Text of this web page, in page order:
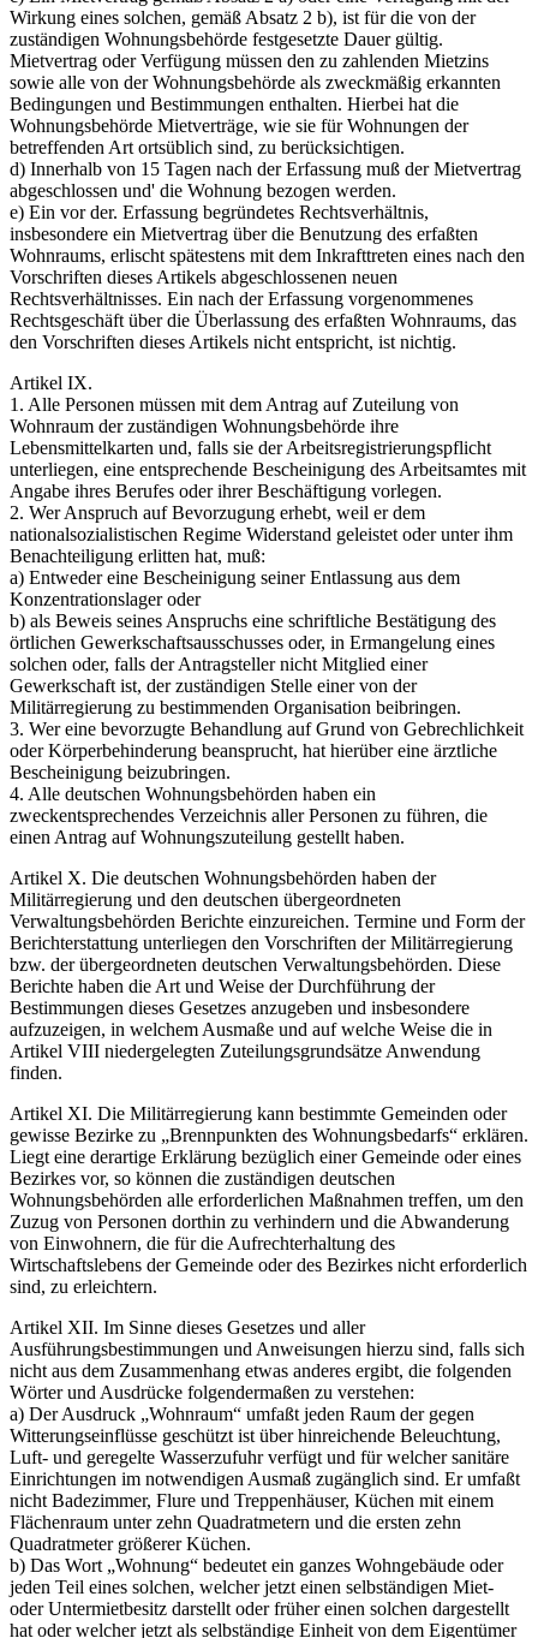
Wirkung eines solchen, gemäß Absatz 2 b), ist für die von der
zuständigen Wohnungsbehörde festgesetzte Dauer gültig.
Mietvertrag oder Verfügung müssen den zu zahlenden Mietzins
sowie alle von der Wohnungsbehörde als zweckmäßig erkannten
Bedingungen und Bestimmungen enthalten. Hierbei hat die
Wohnungsbehörde Mietverträge, wie sie für Wohnungen der
betreffenden Art ortsüblich sind, zu berücksichtigen.
d) Innerhalb von 15 Tagen nach der Erfassung muß der Mietvertrag
abgeschlossen und' die Wohnung bezogen werden.
e) Ein vor der. Erfassung begründetes Rechtsver­hältnis,
insbesondere ein Mietvertrag über die Benutzung des erfaßten
Wohnraums, erlischt spätestens mit dem Inkrafttreten eines nach den
Vorschriften dieses Artikels abgeschlossenen neuen
Rechtsverhältnisses. Ein nach der Erfassung vorgenommenes
Rechtsgeschäft über die Überlassung des erfaßten Wohnraums, das
den Vorschriften dieses Artikels nicht entspricht, ist nichtig.
Artikel IX.
1. Alle Personen müssen mit dem Antrag auf Zuteilung von
Wohnraum der zuständigen Wohnungsbehörde ihre
Lebensmittelkarten und, falls sie der Arbeitsregistrierungspflicht
unterliegen, eine entsprechende Bescheinigung des Arbeitsamtes mit
Angabe ihres Berufes oder ihrer Beschäftigung vorlegen.
2. Wer Anspruch auf Bevorzugung erhebt, weil er dem
nationalsozialistischen Regime Widerstand geleistet oder unter ihm
Benachteiligung erlitten hat, muß:
a) Entweder eine Bescheinigung seiner Entlassung aus dem
Konzentrationslager oder
b) als Beweis seines Anspruchs eine schriftliche Bestätigung des
örtlichen Gewerkschaftsausschusses oder, in Ermangelung eines
solchen oder, falls der Antragsteller nicht Mitglied einer
Gewerkschaft ist, der zuständigen Stelle einer von der
Militärregierung zu bestimmenden Organisation beibringen.
3. Wer eine bevorzugte Behandlung auf Grund von Gebrechlichkeit
oder Körperbehinderung beansprucht, hat hierüber eine ärztliche
Bescheinigung beizubringen.
4. Alle deutschen Wohnungsbehörden haben ein
zweckentsprechendes Verzeichnis aller Personen zu führen, die
einen Antrag auf Wohnungszuteilung gestellt haben.
Artikel X. Die deutschen Wohnungsbehörden haben der
Militärregierung und den deutschen übergeordneten
Verwaltungsbehörden Berichte einzureichen. Termine und Form der
Berichterstattung unterliegen den Vorschriften der Militärregierung
bzw. der übergeordneten deutschen Verwaltungsbehörden. Diese
Berichte haben die Art und Weise der Durchführung der
Bestimmungen dieses Gesetzes anzugeben und insbesondere
aufzuzeigen, in welchem Ausmaße und auf welche Weise die in
Artikel VIII niedergelegten Zuteilungsgrundsätze Anwendung
finden.
Artikel XI. Die Militärregierung kann bestimmte Gemeinden oder
gewisse Bezirke zu
Brennpunkten des Wohnungsbedarfs
erklären.
Liegt eine derartige Erklärung bezüglich einer Gemeinde oder eines
Bezirkes vor, so können die zuständigen deutschen
Wohnungsbehörden alle erforderlichen Maßnahmen treffen, um den
Zuzug von Personen dorthin zu verhindern und die Abwanderung
von Einwohnern, die für die Aufrechterhaltung des
Wirtschaftslebens der Gemeinde oder des Bezirkes nicht erforderlich
sind, zu erleichtern.
Artikel XII. Im Sinne dieses Gesetzes und aller
Ausführungsbestimmungen und Anweisungen hierzu sind, falls sich
nicht aus dem Zusammenhang etwas anderes ergibt, die folgenden
Wörter und Ausdrücke folgendermaßen zu verstehen:
a) Der Ausdruck
Wohnraum
umfaßt jeden Raum der gegen
Witterungseinflüsse geschützt ist über hinreichende Beleuchtung,
Luft- und geregelte Wasserzufuhr verfügt und für welcher sanitäre
Einrichtungen im notwendigen Ausmaß zugänglich sind. Er umfaßt
nicht Badezimmer, Flure und Treppenhäuser, Küchen mit einem
Flächenraum unter zehn Quadratmetern und die ersten zehn
Quadratmeter größerer Küchen.
b) Das Wort
Wohnung
bedeutet ein ganzes Wohngebäude oder
jeden Teil eines solchen, welcher jetzt einen selbständigen Miet-
oder Untermietbesitz darstellt oder früher einen solchen dargestellt
hat oder welcher jetzt als selbständige Einheit von dem Eigentümer